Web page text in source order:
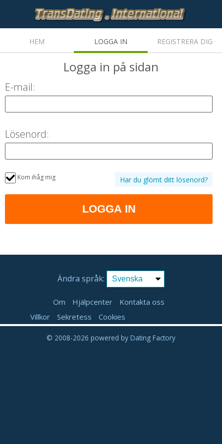
HEM LOGGA IN REGISTRERA DIG
Logga in på sidan
E-mail:
Lösenord:
Kom ihåg mig Har du glömt ditt lösenord?
Ändra språk:
Om Hjälpcenter
Kontakta oss
Villkor
Sekretess Cookies
© 2008-2026 powered by Dating Factory